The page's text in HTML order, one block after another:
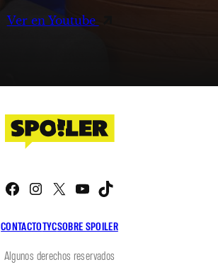
Ver en Youtube
CONTACTOTYCSOBRE SPOILER
Facebook
Instagram
X YouTube
Algunos derechos reservados